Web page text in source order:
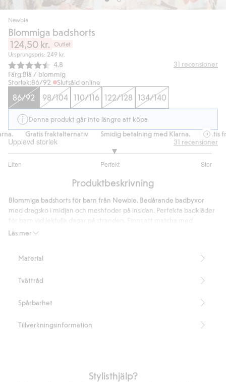
Newbie
Blommiga badshorts
124,50 kr. Outlet
Ursprungspris: 249 kr.
Snittbetyg:
4.8 31 recensioner
Färg:Blå / blommig
Storlek:86/92 Slutsåld online
86/92 98/104 110/116 122/128 134/140
Denna produkt går inte längre att köpa
Gratis fraktalternativ Smidig betalning med Klarna. Gratis
Upplevd storlek
Liten Perfekt Stor
utav
27
betyg
31 recensioner
Produktbeskrivning
Läs mer
Blommiga badshorts för barn från Newbie. Bedårande badbyxor
med dragsko i midjan och meshfoder på insidan. Perfekta badkläder
mamma och syskon.
Recycled Polyester
Material
Tvättråd
Spårbarhet
Tillverkningsinformation
Stylisthjälp?